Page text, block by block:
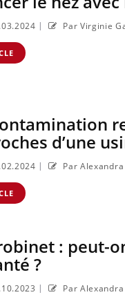
| Par Virginie
d’une
| Par
: peut-
?
| Par
...
carence en fer